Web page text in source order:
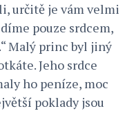
určitě je vám velmi
pouze srdcem,
Malý princ byl jiný
Jeho srdce
ho peníze, moc
poklady jsou